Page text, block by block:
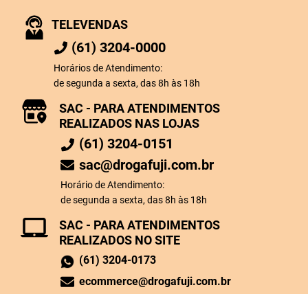
TELEVENDAS
(61) 3204-0000
Horários de Atendimento:
de segunda a sexta, das 8h às 18h
SAC - PARA ATENDIMENTOS
REALIZADOS NO SITE
(61) 3204-0173
ecommerce@drogafuji.com.br
SAC - PARA ATENDIMENTOS
REALIZADOS NAS LOJAS
(61) 3204-0151
sac@drogafuji.com.br
Horário de Atendimento:
de segunda a sexta, das 8h às 18h